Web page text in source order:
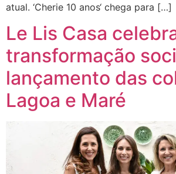
atual. ‘Cherie 10 anos‘ chega para […]
Le Lis Casa
transformação
lançamento das
Lagoa e Maré